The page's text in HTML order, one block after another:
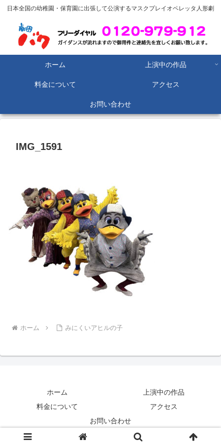
日本全国の幼稚園・保育園に出張して公演するマスクプレイオペレッタ人形劇
ホーム 上演中の作品
料金について アクセス
お問い合わせ
IMG_1591
ホーム みにくいアヒルの子
ホーム
上演中の作品
料金について
アクセス
お問い合わせ
© 2020 劇団バクのホームページ.